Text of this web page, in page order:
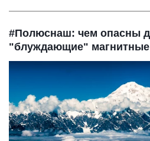
#Полюснаш: чем опасны
"блуждающие"